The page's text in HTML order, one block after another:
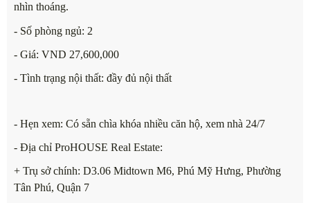
nhìn thoáng.
- Số phòng ngủ: 2
- Giá: VND 27,600,000
- Tình trạng nội thất: đầy đủ nội thất
- Hẹn xem: Có sẵn chìa khóa nhiều căn hộ, xem nhà 24/7
- Địa chỉ ProHOUSE Real Estate:
+ Trụ sở chính: D3.06 Midtown M6, Phú Mỹ Hưng, Phường
Tân Phú, Quận 7